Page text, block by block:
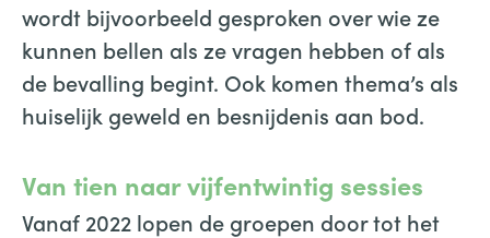
wordt bijvoorbeeld gesproken over wie ze
kunnen bellen als ze vragen hebben of als
de bevalling begint. Ook komen thema’s als
huiselijk geweld en besnijdenis aan bod.
Van tien naar vijfentwintig sessies
Vanaf 2022 lopen de groepen door tot het